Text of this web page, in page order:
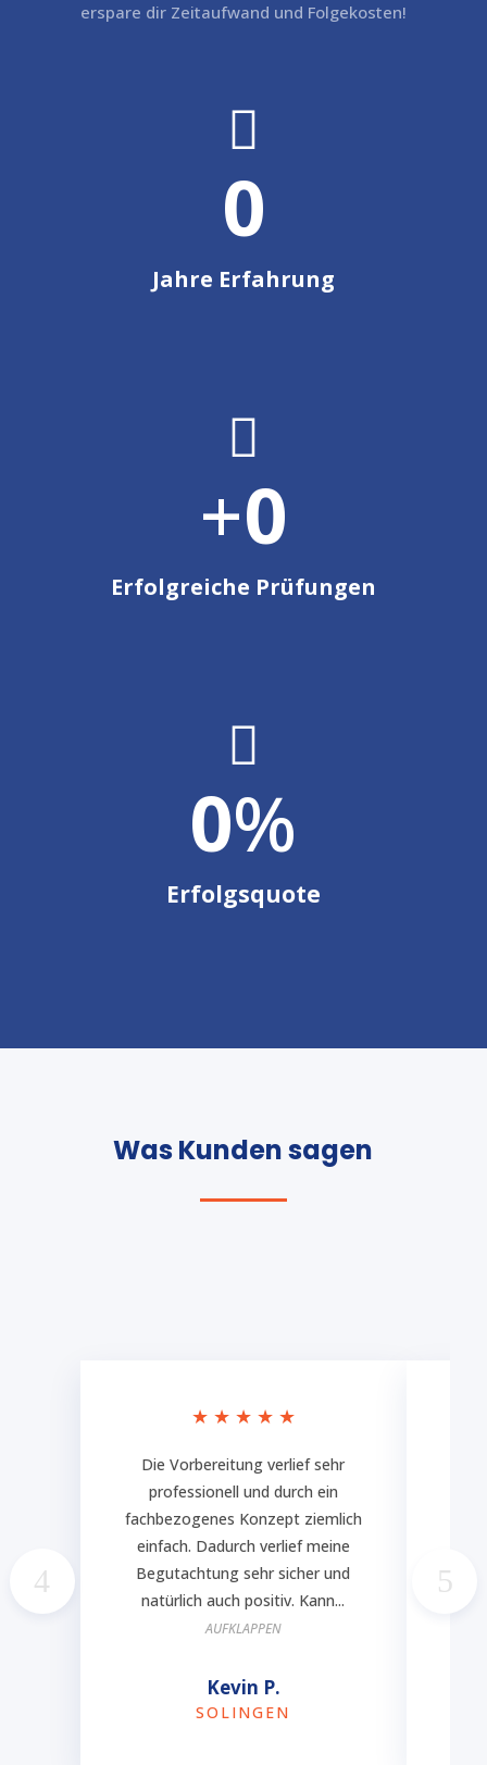
erspare dir Zeitaufwand und Folgekosten!

0
Jahre Erfahrung

+0
Erfolgreiche Prüfungen

0%
Erfolgsquote
Was Kunden sagen
★ ★ ★ ★ ★
Die Vorbereitung verlief sehr
professionell und durch ein
fachbezogenes Konzept ziemlich
einfach. Dadurch verlief meine
Begutachtung sehr sicher und
natürlich auch positiv. Kann...
AUFKLAPPEN
Kevin P.
SOLINGEN